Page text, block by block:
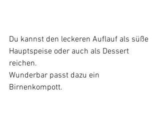
Du kannst den leckeren Auflauf als süße
Hauptspeise oder auch als Dessert
reichen.
Wunderbar passt dazu ein
Birnenkompott.